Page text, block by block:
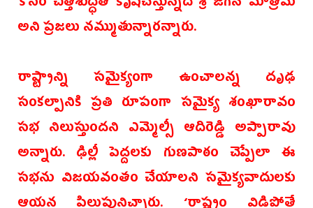
అని ప్రజలు నమ్ముతున్నారన్నారు.
రాష్ట్రాన్ని సమైక్యంగా ఉంచాలన్న దృఢ
సంకల్పానికి ప్రతి రూపంగా సమైక్య శంఖారావం
సభ నిలుస్తుందని ఎమ్మెల్సీ ఆదిరెడ్డి అప్పారావు
అన్నారు. ఢిల్లీ పెద్దలకు గుణపాఠం చెప్పేలా ఈ
సభను విజయవంతం చేయాలని సమైక్యవాదులకు